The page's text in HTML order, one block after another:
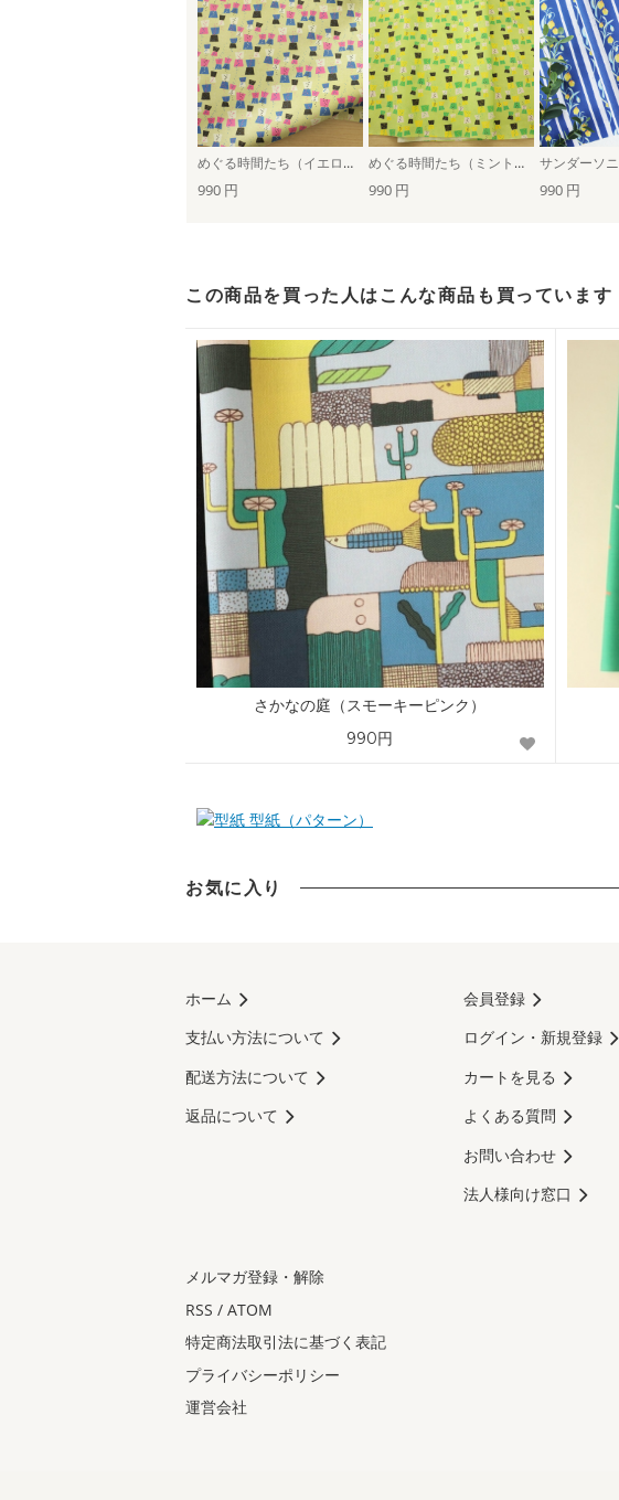
めぐる時間たち（イエローベージュ） めぐる時間たち（ミントグリーン）
990 円 990 円 990 円
この商品を買った人はこんな商品も買っています
さかなの庭（スモーキーピンク）
990円
型紙（パターン）
お気に入り
ホーム
支払い方法について
配送方法について
返品について
会員登録
ログイン・新規登録
カートを見る
よくある質問
お問い合わせ
法人様向け窓口
メルマガ登録・解除
RSS / ATOM
特定商法取引法に基づく表記
プライバシーポリシー
運営会社